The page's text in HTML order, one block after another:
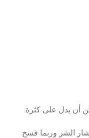
أن يدل على كثرة
الشر وربما فسخ